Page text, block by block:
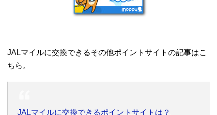
JALマイルに交換できるその他ポイントサイトの記事はこ
ちら。
JALマイルに交換できるポイントサイトは？